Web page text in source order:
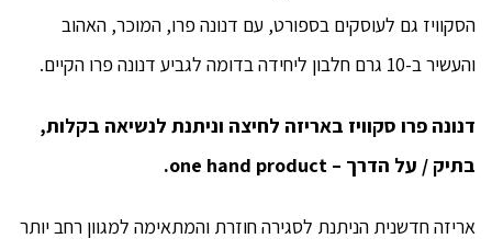
הסקוויז גם לעוסקים בספורט, עם דנונה פרו, המוכר, האהוב
והעשיר ב-10 גרם חלבון ליחידה בדומה לגביע דנונה פרו הקיים.
דנונה פרו סקוויז באריזה לחיצה וניתנת לנשיאה בקלות,
בתיק / על הדרך – one hand product.
אריזה חדשנית הניתנת לסגירה חוזרת והמתאימה למגוון רחב יותר